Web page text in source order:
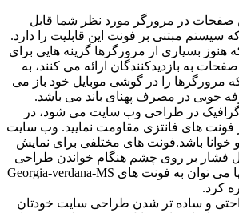
صفحات در مرورگر مورد نظر شما قابل
سیستم مبتنی بر فونت این قابلیت را دارد.
بسیاری از مرورگرها گزینه هایی برای
به بازدیدکنندگان ارائه می کنند، به
را در گوشی موبایل خود باز می
جویی در مصرف پهنای باند می باشد.
در طراحی وب سایت می شود، در
فونت های فانتزی مقاومت نمایید. وب سایت
خوانا باشد.فونت های مختلفی برای نمایش
فشار بر روی چشم هنگام خواندن طراحی
شده است. در میان آنها می توان به فونت های Georgia-verdana-MS
و ساده تر شدن طراحی سایت خودتان